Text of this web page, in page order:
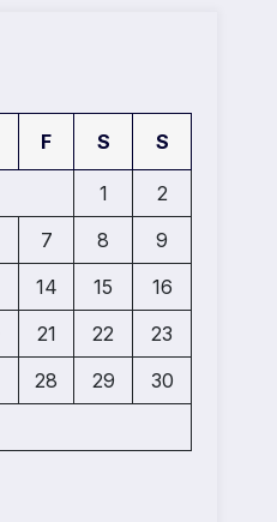
F S S
1
2
7 8
9
14 15
16
21 22
23
28 29
30